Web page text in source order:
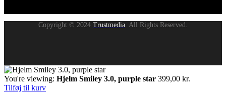
Copyright © 2024 Trustmedia. All Rights Reserved.
You're viewing: Hjelm Smiley 3.0, purple star 399,00 kr.
Tilføj til kurv